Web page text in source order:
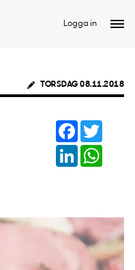
Logga in
TORSDAG 08.11.2018
Facebook
LinkedIn